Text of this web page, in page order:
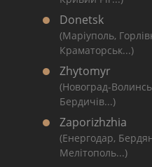
Donetsk
(Маріуполь,
Краматорськ...)
Zhytomyr
(Новоград-
Бердичів...)
Zaporizhzhia
(Енергодар,
Мелітополь...)